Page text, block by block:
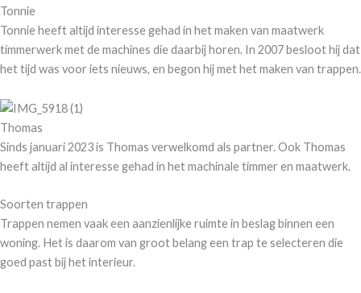
Tonnie
Tonnie heeft altijd interesse gehad in het maken van maatwerk
timmerwerk met de machines die daarbij horen. In 2007 besloot hij dat
het tijd was voor iets nieuws, en begon hij met het maken van trappen.
Thomas
Sinds januari 2023 is Thomas verwelkomd als partner. Ook Thomas
heeft altijd al interesse gehad in het machinale timmer en maatwerk.
Soorten trappen
Trappen nemen vaak een aanzienlijke ruimte in beslag binnen een
woning. Het is daarom van groot belang een trap te selecteren die
goed past bij het interieur.